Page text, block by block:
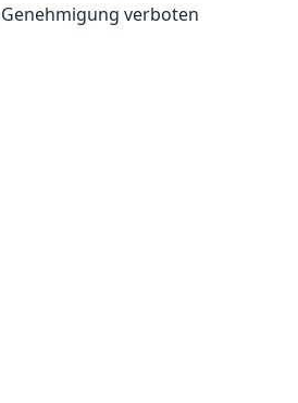
verboten